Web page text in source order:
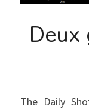
Deux
The Daily